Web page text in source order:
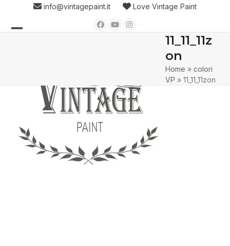
content
info@vintagepaint.it Love Vintage Paint
Facebook
YouTubeInstagram
11_11_11z
on
Home »colori
VP »11_11_11zon